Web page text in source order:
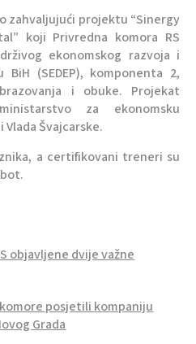
zahvaljujući projektu “Sinergy
koji Privredna komora RS
ekonomskog razvoja i
(SEDEP), komponenta 2,
i obuke. Projekat
za ekonomsku
Švajcarske.
a certifikovani treneri su
objavljene dvije važne
posjetili kompaniju
Grada